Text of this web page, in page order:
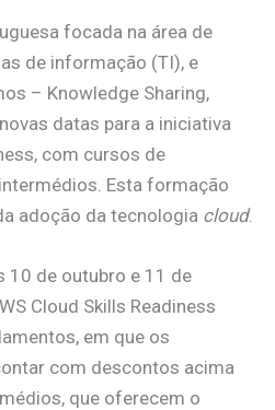
focada na área de
de informação (TI), e
– Knowledge Sharing,
datas para a iniciativa
com cursos de
Esta formação
adoção da tecnologia cloud.
10 de outubro e 11 de
Cloud Skills Readiness
em que os
com descontos acima
que oferecem o